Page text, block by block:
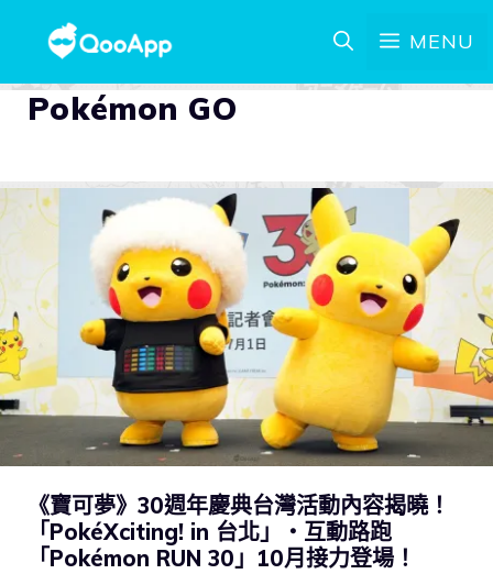
MENU
Pokémon GO
《寶可夢》30週年慶典台灣活動內容揭曉！
「PokéXciting! in 台北」・互動路跑
「Pokémon RUN 30」10月接力登場！